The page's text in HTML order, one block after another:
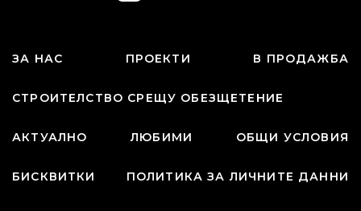
ЗА НАС ПРОЕКТИ В ПРОДАЖБА
СТРОИТЕЛСТВО СРЕЩУ ОБЕЗЩЕТЕНИЕ
АКТУАЛНО ЛЮБИМИ ОБЩИ УСЛОВИЯ
БИСКВИТКИ ПОЛИТИКА ЗА ЛИЧНИТЕ ДАННИ